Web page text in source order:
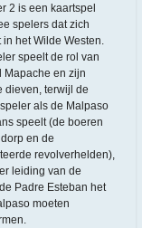
2 is een kaartspel
spelers dat zich
het Wilde Westen.
speelt de rol van
Mapache en zijn
dieven, terwijl de
als de Malpaso
speelt (de boeren
en de
revolverhelden),
leiding van de
Padre Esteban het
moeten